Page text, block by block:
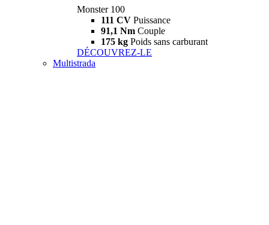
Monster 100
111 CV Puissance
91,1 Nm Couple
175 kg Poids sans carburant
DÉCOUVREZ-LE
Multistrada